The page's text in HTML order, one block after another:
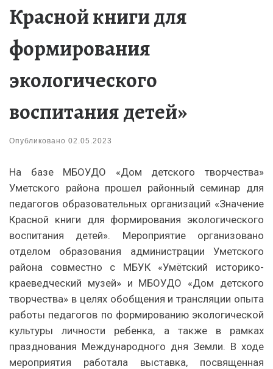
Красной книги для
формирования
экологического
воспитания детей»
Опубликовано 02.05.2023
На базе МБОУДО «Дом детского творчества»
Уметского района прошел районный семинар для
педагогов образовательных организаций «Значение
Красной книги для формирования экологического
воспитания детей». Мероприятие организовано
отделом образования администрации Уметского
района совместно с МБУК «Умётский историко-
краеведческий музей» и МБОУДО «Дом детского
творчества» в целях обобщения и трансляции опыта
работы педагогов по формированию экологической
культуры личности ребенка, а также в рамках
празднования Международного дня Земли. В ходе
мероприятия работала выставка, посвященная